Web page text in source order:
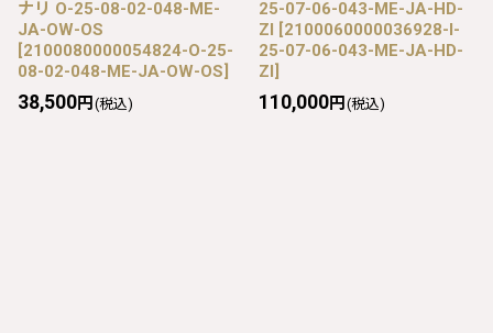
ナリ O-25-08-02-048-ME-
JA-OW-OS
[2100080000054824-O-25-
08-02-048-ME-JA-OW-OS]
38,500円 (税込)
25-07-06-043-ME-JA-HD-
ZI [2100060000036928-I-
25-07-06-043-ME-JA-HD-
ZI]
110,000円 (税込)